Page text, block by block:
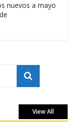
nuevos a mayo
View All